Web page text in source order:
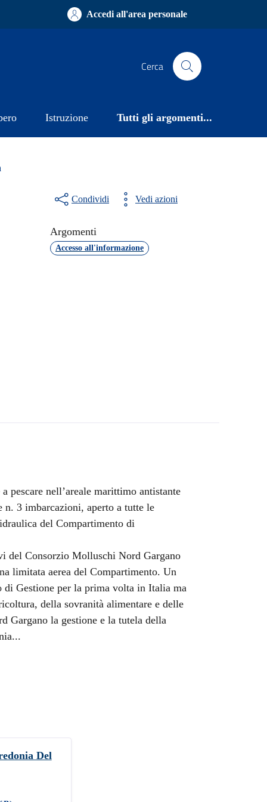
Accedi all'area personale
Cerca
Istruzione Tutti gli argomenti...
Condividi Vedi azioni
Argomenti
Accesso all'informazione
pescare nell’areale marittimo antistante
3 imbarcazioni, aperto a tutte le
del Compartimento di
del Consorzio Molluschi Nord Gargano
limitata aerea del Compartimento. Un
Gestione per la prima volta in Italia ma
della sovranità alimentare e delle
Gargano la gestione e la tutela della
Del